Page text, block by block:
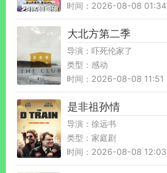
时间：2026-08-08 01:34
大北方第二季
导演：吓死伦家了
类型：感动
时间：2026-08-08 11:51
是非祖孙情
导演：徐远书
类型：家庭剧
时间：2026-08-08 12:03